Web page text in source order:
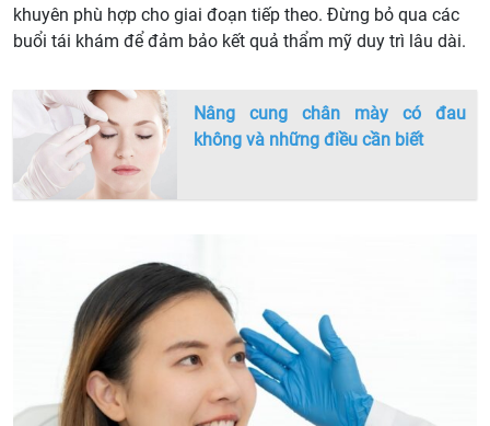
khuyên phù hợp cho giai đoạn tiếp theo. Đừng bỏ qua các
buổi tái khám để đảm bảo kết quả thẩm mỹ duy trì lâu dài.
Nâng cung chân mày có đau
không và những điều cần biết